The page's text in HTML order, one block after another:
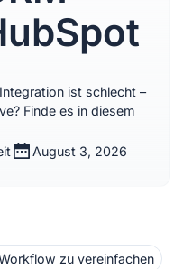
ist schlecht –
Finde es in diesem
August 3, 2026
zu vereinfachen